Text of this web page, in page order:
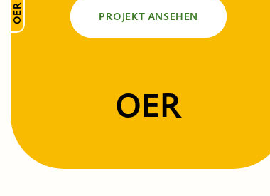
OER PROJEKT ANSEHEN
OER